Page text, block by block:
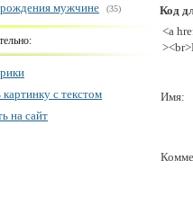
мужчине (35)
картинку с текстом
на сайт
Код
<a
Имя: